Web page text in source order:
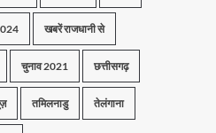
खबरें राजधानी से
चुनाव 2021 छत्तीसगढ़
तमिलनाडु तेलंगाना